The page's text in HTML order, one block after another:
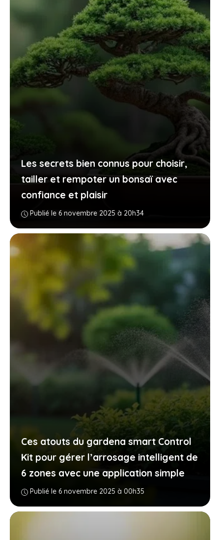
Les secrets bien connus pour choisir,
tailler et rempoter un bonsaï avec
confiance et plaisir
Publié le 6 novembre 2025 à 20h34
Ces atouts du gardena smart Control
Kit pour gérer l’arrosage intelligent de
6 zones avec une application simple
Publié le 6 novembre 2025 à 00h35